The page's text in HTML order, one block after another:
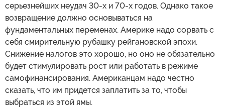
серьезнейших неудач 30-х и 70-х годов. Однако такое
возвращение должно основываться на
фундаментальных переменах. Америке надо сорвать с
себя смирительную рубашку рейгановской эпохи.
Снижение налогов это хорошо, но оно не обязательно
будет стимулировать рост или работать в режиме
самофинансирования. Американцам надо честно
сказать, что им придется заплатить за то, чтобы
выбраться из этой ямы.